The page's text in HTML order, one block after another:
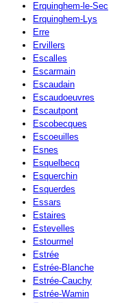
Erquinghem-le-Sec
Erquinghem-Lys
Erre
Ervillers
Escalles
Escarmain
Escaudain
Escaudoeuvres
Escautpont
Escobecques
Escoeuilles
Esnes
Esquelbecq
Esquerchin
Esquerdes
Essars
Estaires
Estevelles
Estourmel
Estrée
Estrée-Blanche
Estrée-Cauchy
Estrée-Wamin